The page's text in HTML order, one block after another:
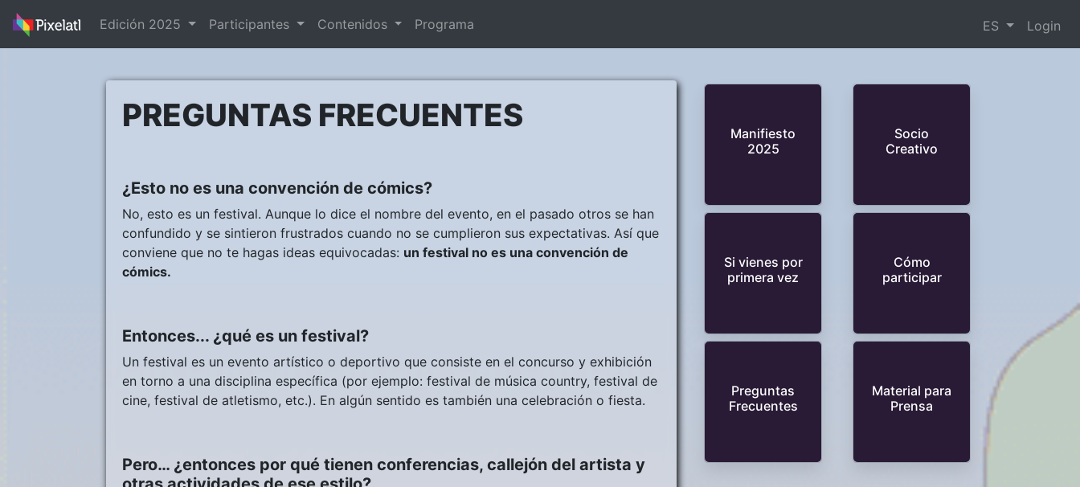
Edición 2025 Participantes Contenidos Programa ES Login
PREGUNTAS FRECUENTES
¿Esto no es una convención de cómics?
No, esto es un festival. Aunque lo dice el nombre del evento, en el pasado otros se han
confundido y se sintieron frustrados cuando no se cumplieron sus expectativas. Así que
conviene que no te hagas ideas equivocadas: un festival no es una convención de
cómics.
Entonces... ¿qué es un festival?
Un festival es un evento artístico o deportivo que consiste en el concurso y exhibición
en torno a una disciplina específica (por ejemplo: festival de música country, festival de
cine, festival de atletismo, etc.). En algún sentido es también una celebración o fiesta.
Pero… ¿entonces por qué tienen conferencias, callejón del artista y
Manifiesto
2025
Socio
Creativo
Si vienes por
primera vez
Cómo
participar
Preguntas
Frecuentes
Material para
Prensa